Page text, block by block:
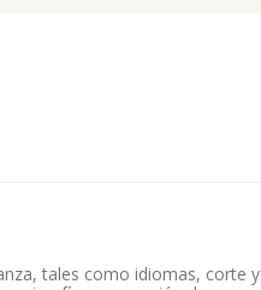
tales como idiomas, corte y